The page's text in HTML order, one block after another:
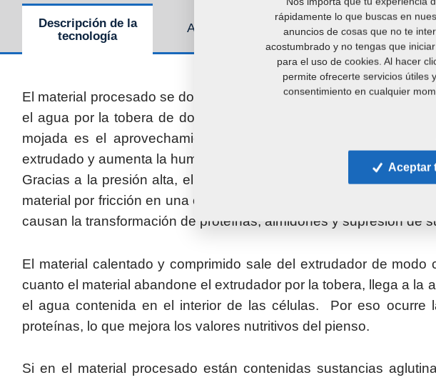
Descripción de la
tecnología
Accesorios Parámetros técnicos
El material procesado se dosifica de modo continuo al
el agua por la tobera de dosificación, eventualmente es posible
mojada es el aprovechamiento del acondicionador de vapor,
extrudado y aumenta la humedad al valor requerido. En el
Gracias a la presión alta, el agua en el interior del extrudador se
material por fricción en una capa fina es muy rápido y parejo. El
causan la transformación de proteínas, almidones y supresión de
El material calentado y comprimido sale del extrudador de
cuanto el material abandone el extrudador por la tobera, llega a
el agua contenida en el interior de las células. Por eso ocurre
proteínas, lo que mejora los valores nutritivos del pienso.
Si en el material procesado están contenidas sustancias
rápidamente lo que buscas en
anuncios de cosas que no te
acostumbrado y no tengas que
para el uso de cookies. Al hacer
permite ofrecerte servicios útiles
consentimiento en cualquier
Aceptar